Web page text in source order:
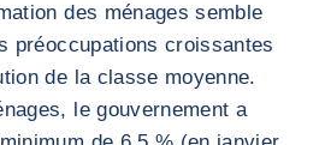
des ménages semble
préoccupations croissantes
de la classe moyenne.
le gouvernement a